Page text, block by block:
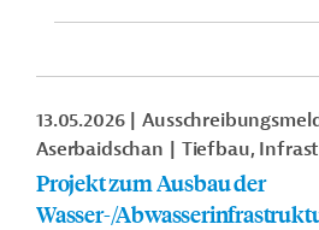
13.05.2026
Aserbaidschan
Tiefbau,
Projekt zum Ausbau der
Wasser-/